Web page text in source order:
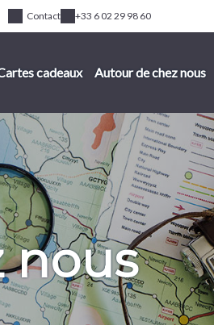
Contact +33 6 02 29 98 60
cadeaux Autour de chez nous
nous